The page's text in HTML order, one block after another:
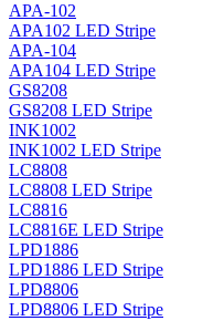
APA-102
APA102 LED Stripe
APA-104
APA104 LED Stripe
GS8208
GS8208 LED Stripe
INK1002
INK1002 LED Stripe
LC8808
LC8808 LED Stripe
LC8816
LC8816E LED Stripe
LPD1886
LPD1886 LED Stripe
LPD8806
LPD8806 LED Stripe